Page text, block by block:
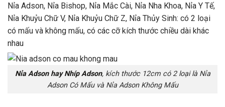
Nỉa Adson, Nỉa Bishop, Nỉa Mắc Cài, Nỉa Nha Khoa, Nỉa Y Tế,
Nỉa Khuỷu Chữ V, Nỉa Khuỷu Chữ Z, Nỉa Thủy Sinh: có 2 loại
có mấu và không mấu, có các cỡ kích thước chiều dài khác
nhau
Nỉa Adson hay Nhíp Adson, kích thước 12cm có 2 loại là Nỉa
Adson Có Mấu và Nỉa Adson Không Mấu